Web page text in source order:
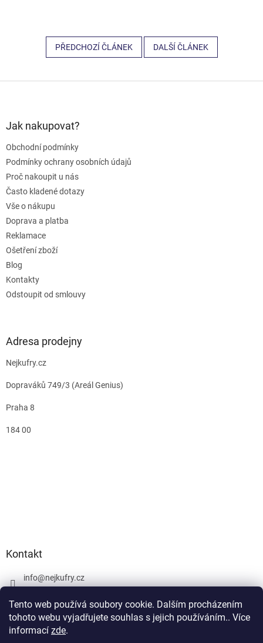
Tento web používá soubory cookie. Dalším procházením
tohoto webu vyjadřujete souhlas s jejich používáním.. Více
informací zde.
PŘEDCHOZÍ ČLÁNEK DALŠÍ ČLÁNEK
Jak nakupovat?
Obchodní podmínky
Podmínky ochrany osobních údajů
Proč nakoupit u nás
Často kladené dotazy
Vše o nákupu
Doprava a platba
Reklamace
Ošetření zboží
Blog
Kontakty
Odstoupit od smlouvy
Adresa prodejny
Nejkufry.cz
Dopraváků 749/3 (Areál Genius)
Praha 8
184 00
Kontakt
info@nejkufry.cz
Facebook